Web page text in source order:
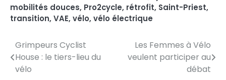
mobilités douces, Pro2cycle, rétrofit, Saint-Priest,
transition, VAE, vélo, vélo électrique
N
a
Grimpeurs Cyclist
House : le tiers-lieu du
vélo
Les Femmes à Vélo
veulent participer au
débat